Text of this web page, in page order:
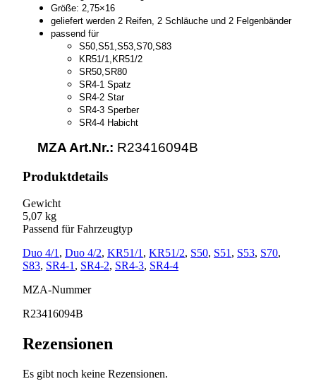
Größe: 2,75×16
geliefert werden 2 Reifen, 2 Schläuche und 2 Felgenbänder
passend für
S50,S51,S53,S70,S83
KR51/1,KR51/2
SR50,SR80
SR4-1 Spatz
SR4-2 Star
SR4-3 Sperber
SR4-4 Habicht
MZA Art.Nr.: R23416094B
Produktdetails
Gewicht
5,07 kg
Passend für Fahrzeugtyp
Duo 4/1 , Duo 4/2, KR51/1 , KR51/2, S50, S51 , S53, S70,
S83, SR4-1 , SR4-2, SR4-3, SR4-4
MZA-Nummer
R23416094B
Rezensionen
Es gibt noch keine Rezensionen.